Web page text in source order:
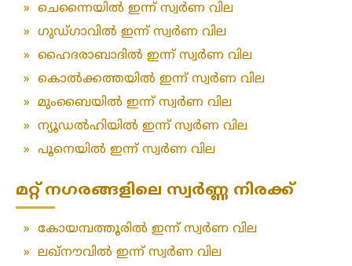
» ചെന്നൈയിൽ ഇന്ന് സ്വർണ വില
» ഗുഡ്ഗാവിൽ ഇന്ന് സ്വർണ വില
» ഹൈദരാബാദിൽ ഇന്ന് സ്വർണ വില
» കൊൽക്കത്തയിൽ ഇന്ന് സ്വർണ വില
» മുംബൈയിൽ ഇന്ന് സ്വർണ വില
» ന്യൂഡൽഹിയിൽ ഇന്ന് സ്വർണ വില
» പൂനെയിൽ ഇന്ന് സ്വർണ വില
മറ്റ് നഗരങ്ങളിലെ സ്വർണ്ണ നിരക്ക്
» കോയമ്പത്തൂരിൽ ഇന്ന് സ്വർണ വില
» ലഖ്‌നൗവിൽ ഇന്ന് സ്വർണ വില